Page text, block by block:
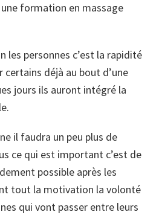
formation en massage
les personnes c’est la rapidité
certains déjà au bout d’une
jours ils auront intégré la
il faudra un peu plus de
ce qui est important c’est de
possible après les
tout la motivation la volonté
qui vont passer entre leurs